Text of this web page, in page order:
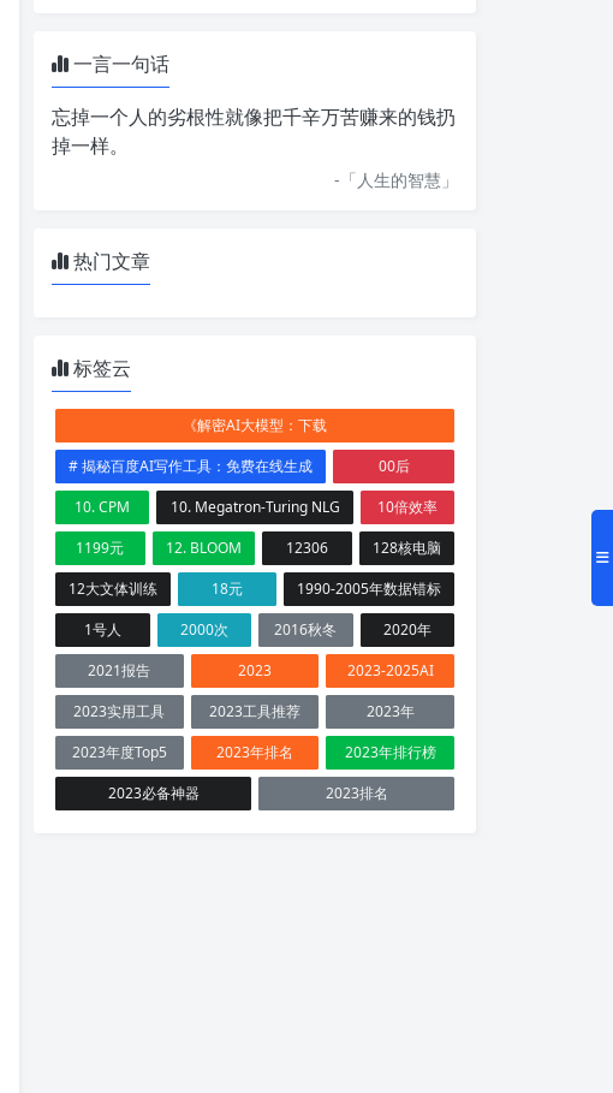
一言一句话
忘掉一个人的劣根性就像把千辛万苦赚来的钱扔
掉一样。
-「人生的智慧 」
热门文章
标签云
《解密AI大模型：下载
# 揭秘百度AI写作工具：免费在线生成
00后
10. CPM
10. Megatron-Turing NLG
10倍效率
1199元
12. BLOOM 12306
128核电脑
12大文体训练
18元
1990-2005年数据错标
1号人
2000次 2016秋冬
2020年
2021报告
2023
2023-2025AI
2023实用工具
2023工具推荐
2023年
2023年度Top5
2023年排名
2023年排行榜
2023必备神器
2023排名